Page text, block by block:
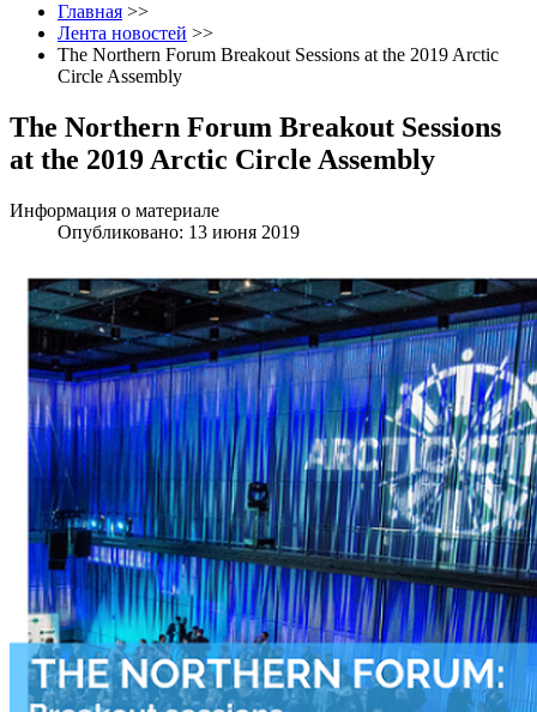
Главная >>
Лента новостей >>
The Northern Forum Breakout Sessions at the 2019 Arctic
Circle Assembly
The Northern Forum Breakout Sessions
at the 2019 Arctic Circle Assembly
Информация о материале
Опубликовано: 13 июня 2019